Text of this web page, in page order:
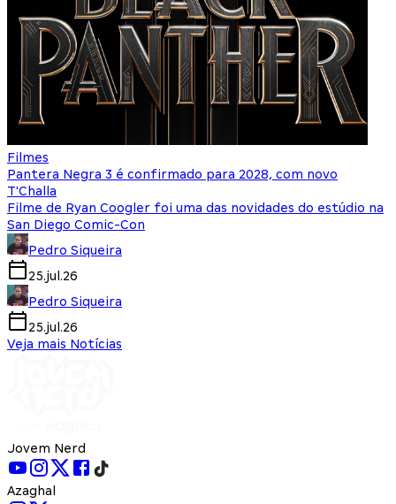
Filmes
Pantera Negra 3 é confirmado para 2028, com novo
T'Challa
Filme de Ryan Coogler foi uma das novidades do estúdio na
San Diego Comic-Con
Pedro Siqueira
25.jul.26
Pedro Siqueira
25.jul.26
Veja mais Notícias
Jovem Nerd
Azaghal